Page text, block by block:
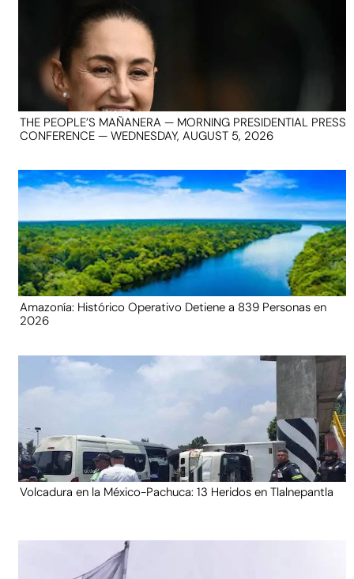
THE PEOPLE’S MAÑANERA — MORNING PRESIDENTIAL PRESS
CONFERENCE — WEDNESDAY, AUGUST 5, 2026
Amazonía: Histórico Operativo Detiene a 839 Personas en
2026
Volcadura en la México-Pachuca: 13 Heridos en Tlalnepantla